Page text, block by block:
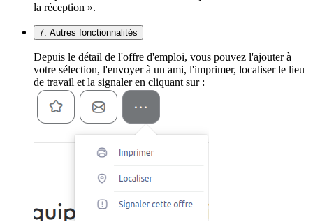
la réception ».
7. Autres fonctionnalités
Depuis le détail de l'offre d'emploi, vous pouvez l'ajouter à
votre sélection, l'envoyer à un ami, l'imprimer, localiser le lieu
de travail et la signaler en cliquant sur :